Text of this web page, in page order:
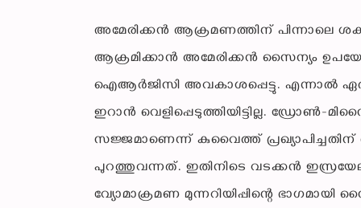
അമേരിക്കൻ ആക്രമണത്തിന് പിന്നാലെ
ആക്രമിക്കാൻ അമേരിക്കൻ സൈന്യം
ഐആർജിസി അവകാശപ്പെട്ടു. എന്നാൽ ഏത്
ഇറാൻ വെളിപ്പെടുത്തിയിട്ടില്ല.
സജ്ജമാണെന്ന് കുവൈത്ത്
പുറത്തുവന്നത്. ഇതിനിടെ വടക്കൻ
വ്യോമാക്രമണ മുന്നറിയിപ്പിന്റെ